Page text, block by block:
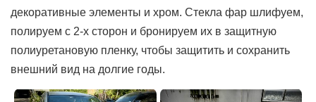
декоративные элементы и хром. Стекла фар шлифуем,
полируем с 2-х сторон и бронируем их в защитную
полиуретановую пленку, чтобы защитить и сохранить
внешний вид на долгие годы.